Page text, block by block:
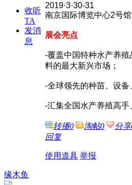
收听
TA
发消
息
2019·3·30-31
南京国际博览中心2号馆
展会亮点
-覆盖中国特种水产养殖
料的最大新兴市场；
-全球领先的种苗、设备
-汇集全国水产养殖高手
转播0 淘帖0 分享
回复
使用道具 举报
缘木鱼